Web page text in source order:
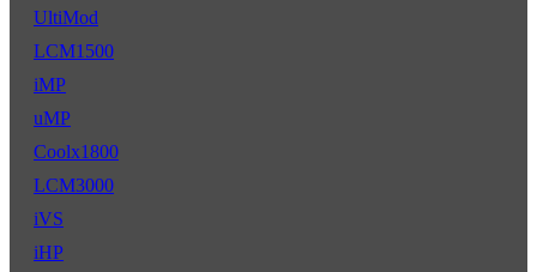
UltiMod
LCM1500
iMP
uMP
Coolx1800
LCM3000
iVS
iHP